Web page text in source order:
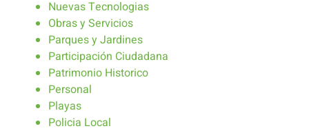
Nuevas Tecnologias
Obras y Servicios
Parques y Jardines
Participación Ciudadana
Patrimonio Historico
Personal
Playas
Policia Local